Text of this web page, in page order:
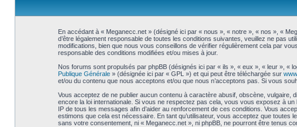
En accédant à « Meganecc.net » (désigné ici par « nous », « notre », « nos », «
d’être légalement responsable de toutes les conditions suivantes, veuillez ne pas
modifications, bien que nous vous conseillons de vérifier régulièrement cela par
responsable des conditions modifiées et/ou mises à jour.
Nos forums sont propulsés par phpBB (désignés ici par « ils », « eux », « leur », «
Publique Générale» (désignée ici par « GPL ») et qui peut être téléchargée sur
et/ou du contenu que nous acceptons et/ou que nous n’acceptons pas. Si vous
Vous acceptez de ne publier aucun contenu à caractère abusif, obscène,
encore la loi internationale. Si vous ne respectez pas cela, vous vous exposez à
IP de tous les messages afin d’aider au renforcement de ces conditions. Vous
estimons que cela est nécessaire. En tant qu’utilisateur, vous acceptez que
sans votre consentement, ni « Meganecc.net », ni phpBB, ne pourront être tenus